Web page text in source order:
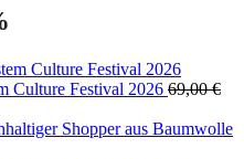
Culture Festival 2026 69,00€
Shopper aus Baumwolle